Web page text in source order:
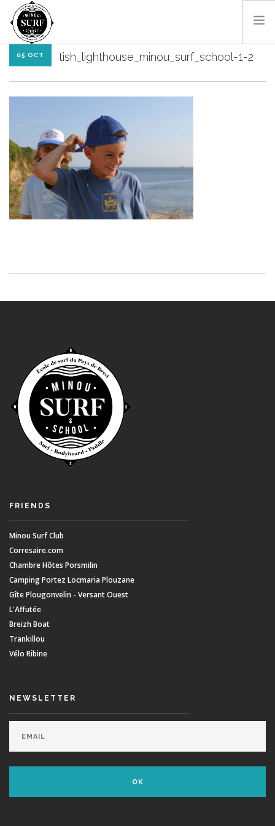
SURF & BODYBOARD
PADDLE
SHOP
CONTACT
RÉSA EN LIGNE
FR
05 OCT tish_lighthouse_minou_surf_school-1-2
FRIENDS
Minou Surf Club
Corresaire.com
Chambre Hôtes Porsmilin
Camping Portez Locmaria Plouzane
Gîte Plougonvelin - Versant Ouest
L'Affutée
Breizh Boat
Trankillou
Vélo Ribine
NEWSLETTER